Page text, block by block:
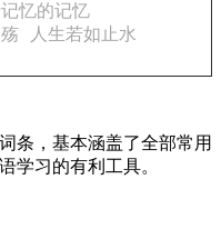
忆的记忆
人生若如止水
条，基本涵盖了全部常用
学习的有利工具。